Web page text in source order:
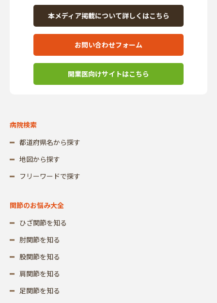
本メディア掲載について詳しくはこちら
お問い合わせフォーム
開業医向けサイトはこちら
病院検索
都道府県名から探す
地図から探す
フリーワードで探す
関節のお悩み大全
ひざ関節を知る
肘関節を知る
股関節を知る
肩関節を知る
足関節を知る